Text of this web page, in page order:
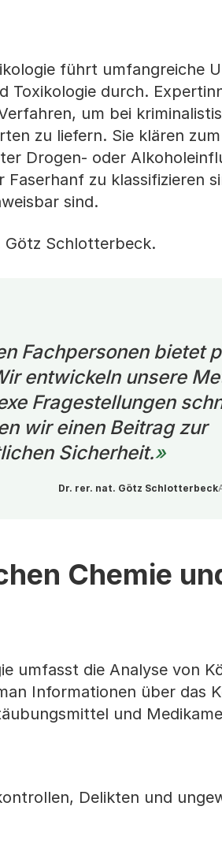
führt umfangreiche
Toxikologie durch.
um bei
zu liefern. Sie klären
Drogen- oder
zu klassifizieren
sind.
Götz Schlotterbeck.
Fachpersonen bietet
entwickeln unsere
Fragestellungen
wir einen Beitrag zur
Sicherheit.
Dr. rer. nat. Götz Schlotterbeck
Chemie
umfasst die Analyse von
Informationen über das
und
Delikten und